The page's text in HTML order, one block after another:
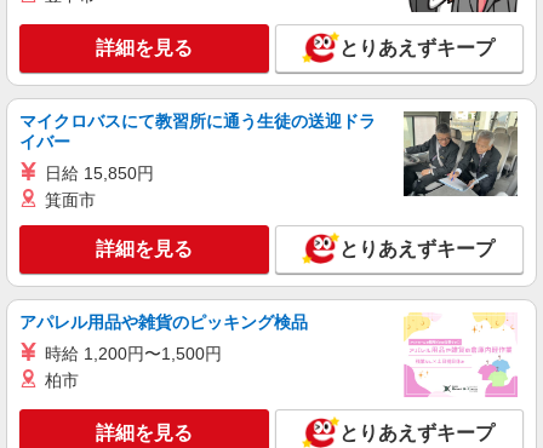
キープ 詳細を見る
派遣社員
株式会社kotrio /●YK-H-2100642
＼日払いも選べる／綱島駅＊高級シニアマンシ
時給1600円〜2250円 ＜日払い有/週払い有/交
通費全支給(ガソリン代含む)＞
横浜市港北区/綱島駅徒歩5分
キープ 詳細を見る
派遣社員
株式会社ブレイブ（マイナビグループ）/MDT14
介護スタッフ ◆デイサービス、サービス付き
詳細を見る とりあえずキープ
マイクロバスにて教習所に通う生徒の送迎ドラ
イバー
日給 15,850円
箕面市
詳細を見る とりあえずキープ
アパレル用品や雑貨のピッキング検品
時給 1,200円〜1,500円
柏市
詳細を見る とりあえずキープ